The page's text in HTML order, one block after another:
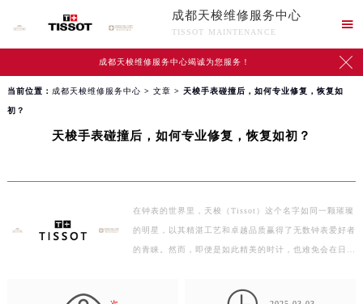
成都天梭维修服务中心
TISSOT MAINTENANCE

成都天梭维修服务中心竭诚为您服务！ 
当前位置： 成都天梭维修服务中心 > 文章 > 天梭手表碰撞后，如何专业修复，恢复如
初？
天梭手表碰撞后，如何专业修复，恢复如初？
在钟表的世界里，天梭（Tissot）这个名字如同一颗璀璨
的明星，以其精湛工艺和卓越品质赢得了无数钟表爱好者
的青睐。然而，即便是如此精美的时计，也难免会在日常